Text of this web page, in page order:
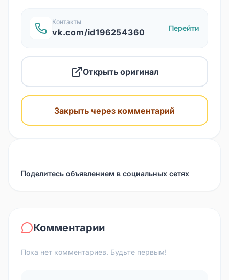
Контакты
vk.com/id196254360 Перейти
Открыть оригинал
Закрыть через комментарий
Поделитесь объявлением в социальных сетях
Комментарии
Пока нет комментариев. Будьте первым!